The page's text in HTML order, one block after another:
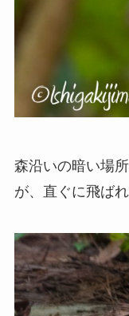
森沿いの暗い場
が、直ぐに飛ば